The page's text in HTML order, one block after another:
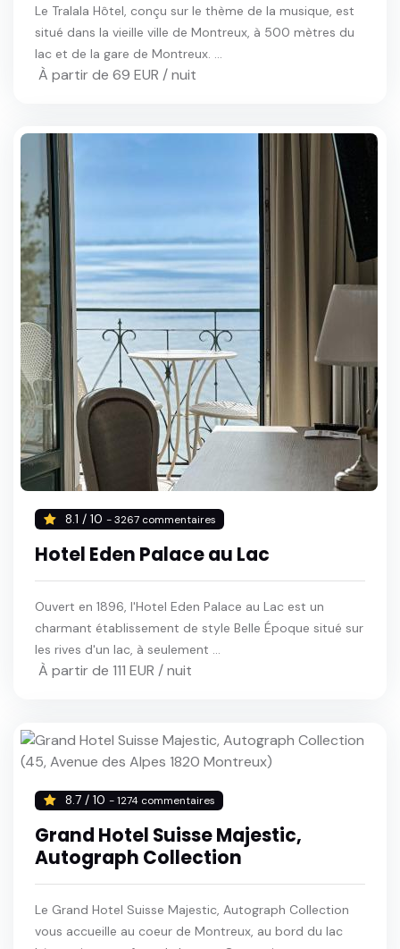
Le Tralala Hôtel, conçu sur le thème de la musique, est
situé dans la vieille ville de Montreux, à 500 mètres du
lac et de la gare de Montreux. ...
À partir de 69 EUR / nuit
8.1 / 10 - 3267 commentaires
Hotel Eden Palace au Lac
Ouvert en 1896, l'Hotel Eden Palace au Lac est un
charmant établissement de style Belle Époque situé sur
les rives d'un lac, à seulement ...
À partir de 111 EUR / nuit
8.7 / 10 - 1274 commentaires
Grand Hotel Suisse Majestic,
Autograph Collection
Le Grand Hotel Suisse Majestic, Autograph Collection
vous accueille au coeur de Montreux, au bord du lac